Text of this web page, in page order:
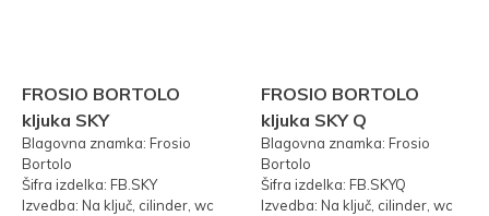
FROSIO BORTOLO
kljuka SKY
Blagovna znamka: Frosio
Bortolo
Šifra izdelka: FB.SKY
Izvedba: Na ključ, cilinder, wc
FROSIO BORTOLO
kljuka SKY Q
Blagovna znamka: Frosio
Bortolo
Šifra izdelka: FB.SKYQ
Izvedba: Na ključ, cilinder, wc